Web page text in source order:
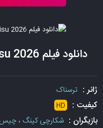
دانلود فیلم Rabisu 2026 زیرنویس چسبیده
ژانر : ترسناک
کیفیت : HD
بازیگران :شکارچی کینگ ،چیس